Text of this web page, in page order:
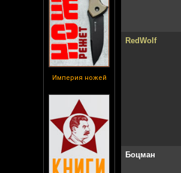
Империя ножей
RedWolf
Боцман